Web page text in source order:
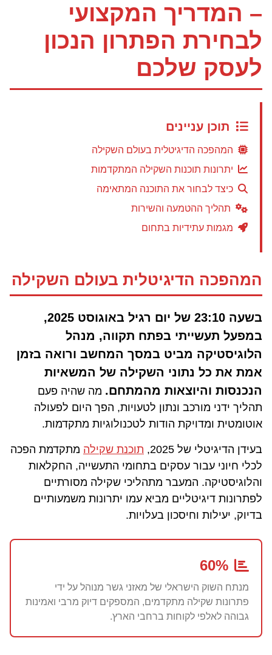
– המדריך המקצועי
לבחירת הפתרון הנכון
לעסק שלכם
תוכן עניינים
המהפכה הדיגיטלית בעולם השקילה
יתרונות תוכנות השקילה המתקדמות
כיצד לבחור את התוכנה המתאימה
תהליך ההטמעה והשירות
מגמות עתידיות בתחום
המהפכה הדיגיטלית בעולם השקילה
בשעה 23:10 של יום רגיל באוגוסט 2025,
במפעל תעשייתי בפתח תקווה, מנהל
הלוגיסטיקה מביט במסך המחשב ורואה בזמן
אמת את כל נתוני השקילה של המשאיות
הנכנסות והיוצאות מהמתחם. מה שהיה פעם
תהליך ידני מורכב ונתון לטעויות, הפך היום לפעולה
אוטומטית ומדויקת הודות לטכנולוגיות מתקדמות.
בעידן הדיגיטלי של 2025, תוכנת שקילה מתקדמת הפכה
לכלי חיוני עבור עסקים בתחומי התעשייה, החקלאות
והלוגיסטיקה. המעבר מתהליכי שקילה מסורתיים
לפתרונות דיגיטליים מביא עמו יתרונות משמעותיים
בדיוק, יעילות וחיסכון בעלויות.
60%
מנתח השוק הישראלי של מאזני גשר מנוהל על ידי
פתרונות שקילה מתקדמים, המספקים דיוק מרבי ואמינות
גבוהה לאלפי לקוחות ברחבי הארץ.